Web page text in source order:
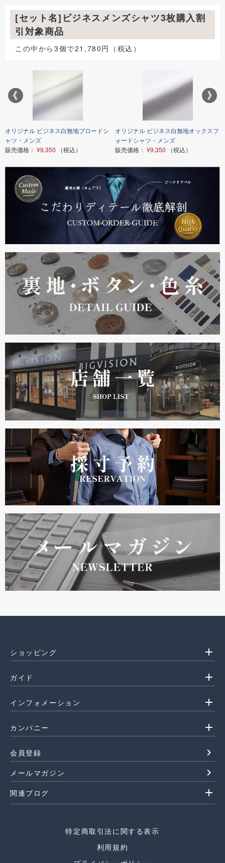
[セット名]ビジネスメンズシャツ3枚購入割
引対象商品
この中から3個で21,780円（税込）
オリジナル ビジネス白無地ブロードシ
ャツ・メンズ
販売価格： ¥9,350 （税込）
オリジナル ビジネス白無地オックスフ
ォードシャツ・メンズ
販売価格： ¥9,350 （税込）
ショッピング add
ガイド add
インフォメーション add
カンパニー add
会員登録 navigate_next
メールマガジン navigate_next
関連ブログ add
特定商取引法に関する表示
利用規約